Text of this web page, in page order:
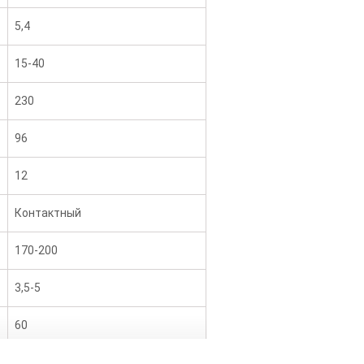
5,4
15-40
230
96
12
Контактный
170-200
3,5-5
60